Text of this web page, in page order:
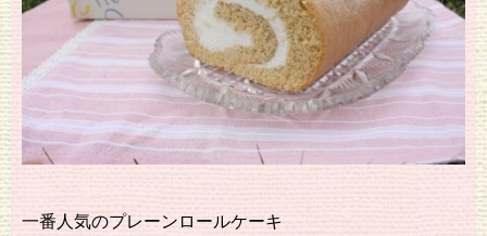
一番人気のプレーンロールケーキ